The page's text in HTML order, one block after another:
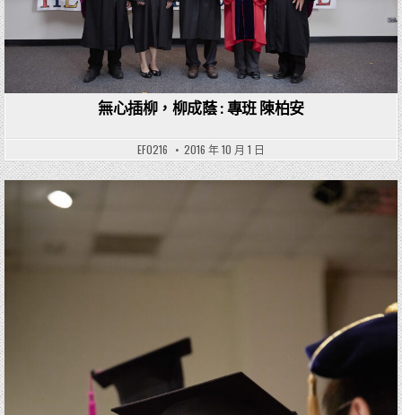
無心插柳，柳成蔭 : 專班 陳柏安
EF0216 2016 年 10 月 1 日